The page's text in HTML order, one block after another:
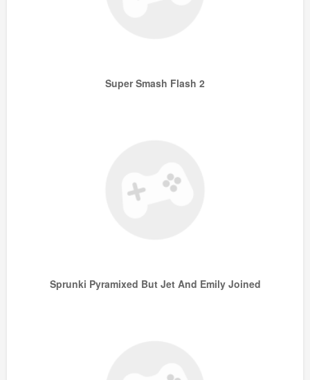
Super Smash Flash 2
Sprunki Pyramixed But Jet And Emily Joined